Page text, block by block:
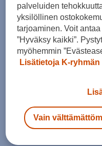
Kokotaulukko
Verkkokauppa:
palveluiden
yksilöllinen
tarjoaminen. Voit
”Hyväksy kaikki”.
myöhemmin
Lisätietoja K-
Vain